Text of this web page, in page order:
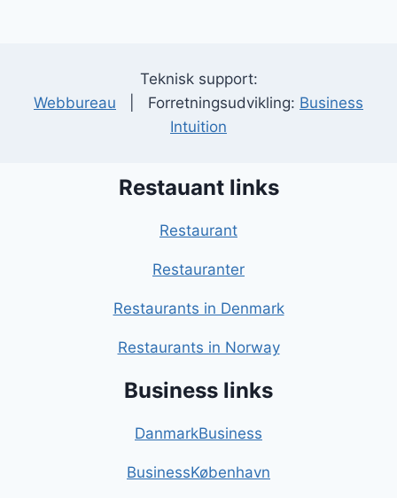
Teknisk support:
Webbureau | Forretningsudvikling: Business
Intuition
Restauant links
Restaurant
Restauranter
Restaurants in Denmark
Restaurants in Norway
Business links
DanmarkBusiness
BusinessKøbenhavn